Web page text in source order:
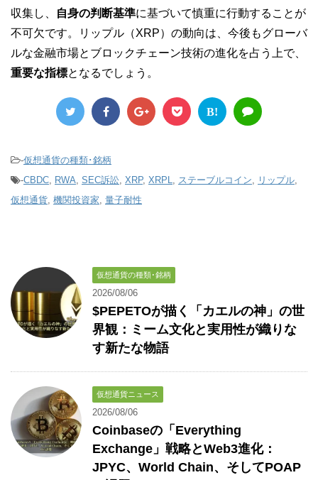
収集し、
自身の判断基準に基づいて慎重に行動することが
不可欠です。リップル（XRP）の動向は、今後もグローバ
ルな金融市場とブロックチェーン技術の進化を占う上で、
重要な指標となるでしょう。
B!
-仮想通貨の種類･銘柄
-CBDC RWA SEC訴訟 XRP, XRPL ステーブルコイン リップル
仮想通貨 機関投資家 量子耐性
仮想通貨の種類･銘柄
2026/08/06
$PEPETOが描く「カエルの神」の世
界観：ミーム文化と実用性が織りな
す新たな物語
仮想通貨ニュース
2026/08/06
Coinbaseの「Everything
Exchange」戦略とWeb3進化：
JPYC、World Chain、そしてPOAP